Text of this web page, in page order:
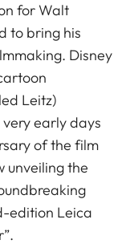
for Walt
to bring his
Disney
Leitz)
early days
of the film
unveiling the
edition Leica